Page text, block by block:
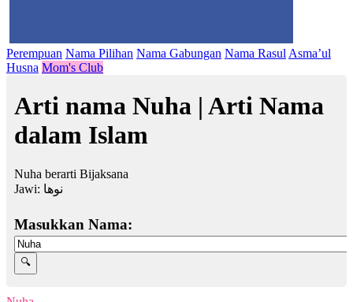
Perempuan Nama Pilihan Nama Gabungan Nama Rasul Asma’ul
Husna Mom's Club
Arti nama Nuha | Arti Nama
dalam Islam
Nuha berarti Bijaksana
Jawi: نوها
Masukkan Nama: